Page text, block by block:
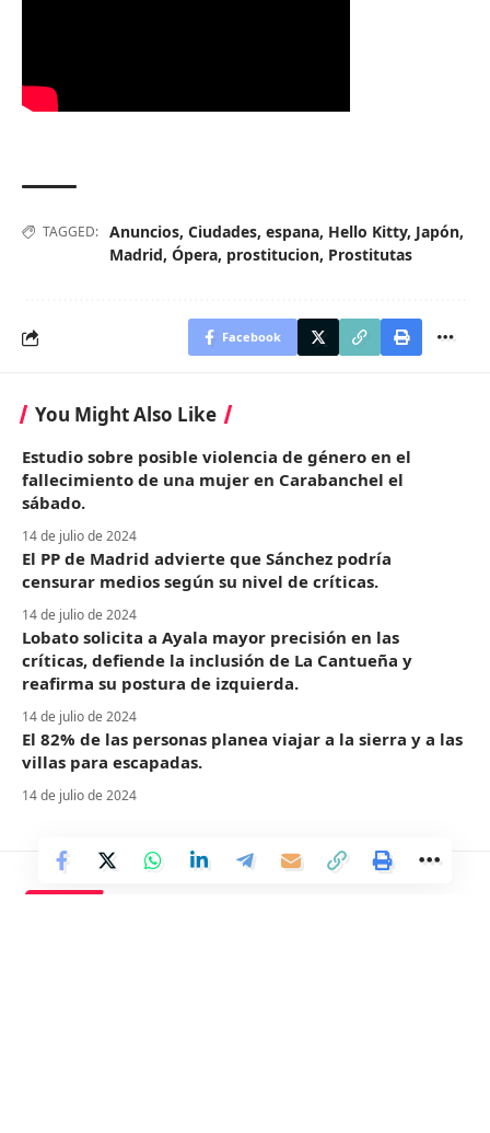
TAGGED: Anuncios, Ciudades, espana, Hello Kitty, Japón,
Madrid, Ópera, prostitucion, Prostitutas
Facebook
You Might Also Like
Estudio sobre posible violencia de género en el
fallecimiento de una mujer en Carabanchel el
sábado.
14 de julio de 2024
El PP de Madrid advierte que Sánchez podría
censurar medios según su nivel de críticas.
14 de julio de 2024
Lobato solicita a Ayala mayor precisión en las
críticas, defiende la inclusión de La Cantueña y
reafirma su postura de izquierda.
14 de julio de 2024
El 82% de las personas planea viajar a la sierra y a las
villas para escapadas.
14 de julio de 2024